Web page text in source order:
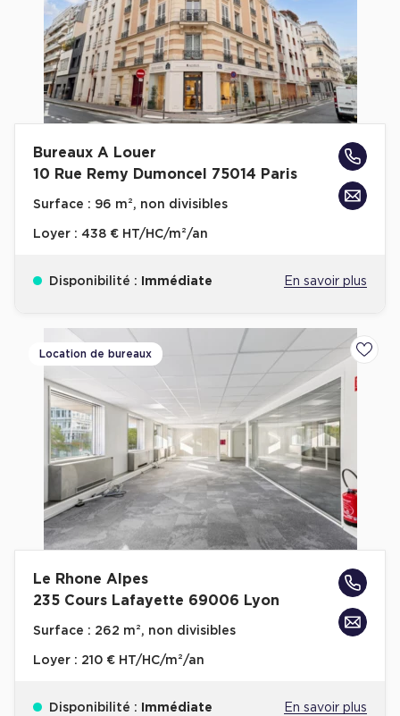
Achat de Commerces
Achat de Commerces à Nîmes
Achat de Commerces à Toulouse
Achat de Commerces à Marseille
Bureaux privés à Paris
Bureaux privés à Marseille
Bureaux privés à Neuilly-sur-Seine
Bureaux privés à Lille
Plateaux opérés
Plateaux opérés à Paris
Plateaux opérés à Lyon
Plateaux opérés à Neuilly-sur-Seine
Plateaux opérés à Saint-Ouen
Plateaux opérés à Boulogne-Billancourt
Bureaux privés avec terrasse
Bureaux A Louer
10 Rue Remy Dumoncel 75014 Paris
Surface : 96 m², non divisibles
Loyer : 438 € HT/HC/m²/an
Disponibilité : Immédiate En savoir plus
Location de bureaux
Le Rhone Alpes
235 Cours Lafayette 69006 Lyon
Surface : 262 m², non divisibles
Loyer : 210 € HT/HC/m²/an
Disponibilité : Immédiate En savoir plus